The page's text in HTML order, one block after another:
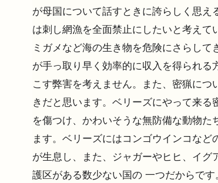
が母国について話すときに誇らしく思
は刺し網漁を全面禁止にしたいと考えて
ミガメなど海の生き物を危険にさらし
が手っ取り早く効率的に収入を得られる
こす弊害を考えません。また、密猟に
きだと思います。ベリーズにやって来る
を傷つけ、かわいそうな無防備な動物た
ます。ベリーズにはコンゴウインコな
が生息し、また、ジャガーやヒヒ、イ
護区がある数少ない国の 一つだからです